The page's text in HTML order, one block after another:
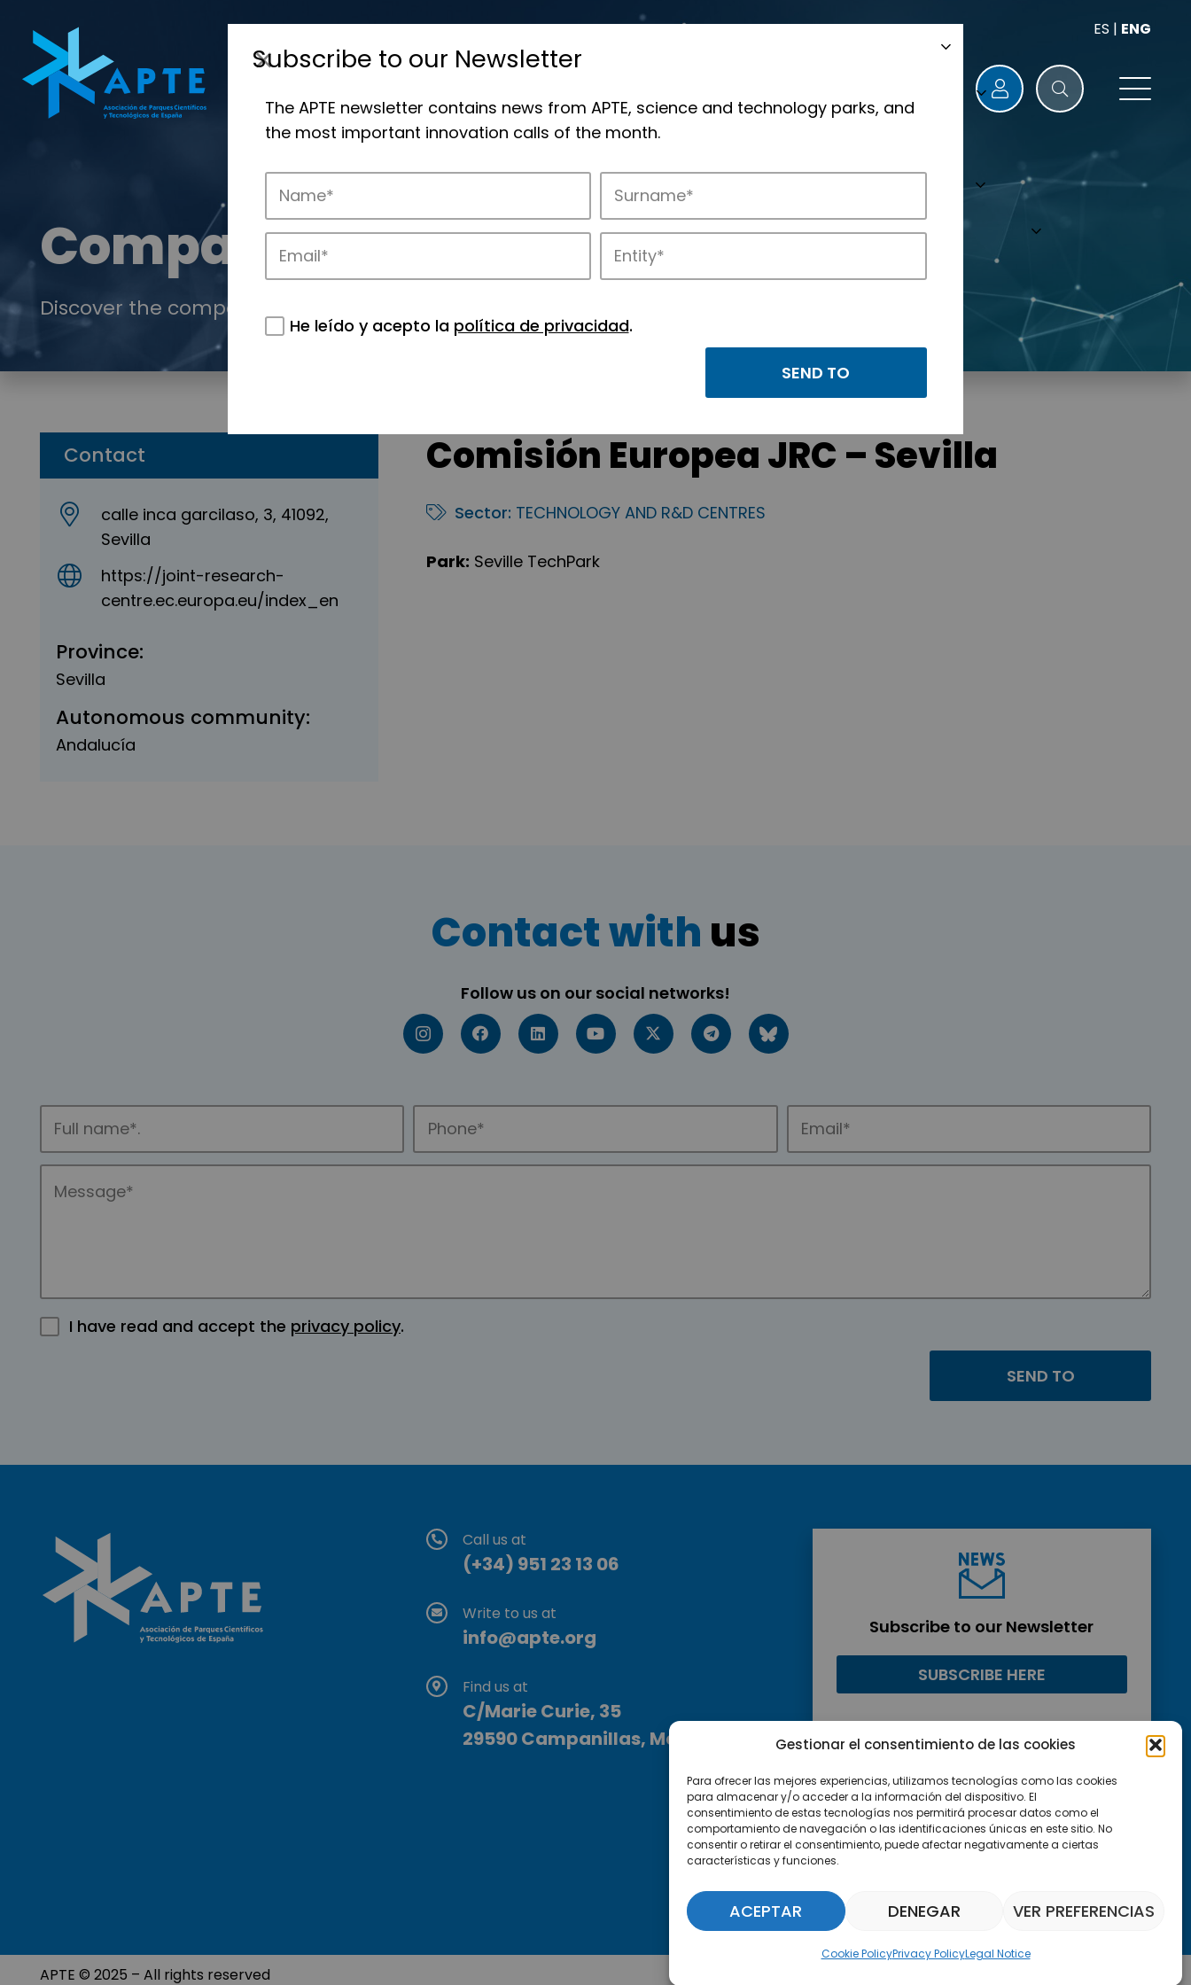
Gestionar el consentimiento de las cookies
Para ofrecer las mejores experiencias, utilizamos tecnologías como las cookies
para almacenar y/o acceder a la información del dispositivo. El
consentimiento de estas tecnologías nos permitirá procesar datos como el
comportamiento de navegación o las identificaciones únicas en este sitio. No
consentir o retirar el consentimiento, puede afectar negativamente a ciertas
características y funciones.
ACEPTAR DENEGAR VER PREFERENCIAS
Cookie PolicyPrivacy PolicyLegal Notice
ES | ENG
Companies
Discover the companies that drive innovation in APTE’s parks.
Contact
calle inca garcilaso, 3, 41092,
Sevilla
https://joint-research-
centre.ec.europa.eu/index_en
Province:
Sevilla
Autonomous community:
Andalucía
Comisión Europea JRC – Sevilla
Sector: TECHNOLOGY AND R&D CENTRES
Park: Seville TechPark
Contact with us
Follow us on our social networks!
I have read and accept the privacy policy.
Call us at
(+34) 951 23 13 06
Write to us at
info@apte.org
Find us at
C/Marie Curie, 35
29590 Campanillas, Málaga
Subscribe to our Newsletter
SUBSCRIBE HERE
APTE © 2025 – All rights reserved
Subscribe to our Newsletter
The APTE newsletter contains news from APTE, science and technology parks, and
the most important innovation calls of the month.
He leído y acepto la política de privacidad.